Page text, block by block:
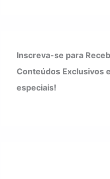
Inscreva-se para
Conteúdos Exclusivos
especiais!